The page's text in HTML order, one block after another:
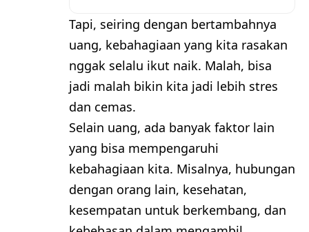
Tapi, seiring dengan bertambahnya
uang, kebahagiaan yang kita rasakan
nggak selalu ikut naik. Malah, bisa
jadi malah bikin kita jadi lebih stres
dan cemas.
Selain uang, ada banyak faktor lain
yang bisa mempengaruhi
kebahagiaan kita. Misalnya, hubungan
dengan orang lain, kesehatan,
kesempatan untuk berkembang, dan